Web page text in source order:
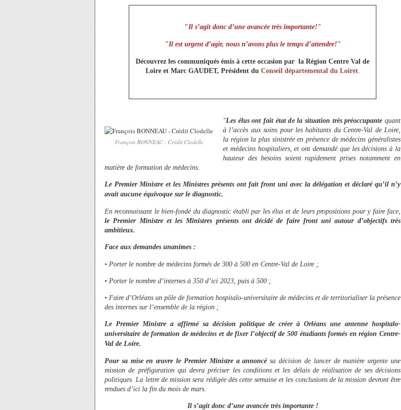
"Il s’agit donc d’une avancée très importante!"
"Il est urgent d’agir, nous n’avons plus le temps d’attendre!"
Découvrez les communiqués émis à cette occasion par la Région Centre Val de
Loire et Marc GAUDET, Président du Conseil départemental du Loiret.
François BONNEAU - Crédit Clodelle
"Les élus ont fait état de la situation très préoccupante quant
à l’accès aux soins pour les habitants du Centre-Val de Loire,
la région la plus sinistrée en présence de médecins généralistes
et médecins hospitaliers, et ont demandé que les décisions à la
hauteur des besoins soient rapidement prises notamment en
matière de formation de médecins.
Le Premier Ministre et les Ministres présents ont fait front uni avec la délégation et déclaré qu’il n’y
avait aucune équivoque sur le diagnostic.
En reconnaissant le bien-fondé du diagnostic établi par les élus et de leurs propositions pour y faire face,
le Premier Ministre et les Ministres présents ont décidé de faire front uni autour d’objectifs très
ambitieux.
Face aux demandes unanimes :
• Porter le nombre de médecins formés de 300 à 500 en Centre-Val de Loire ;
• Porter le nombre d’internes à 350 d’ici 2023, puis à 500 ;
• Faire d’Orléans un pôle de formation hospitalo-universitaire de médecins et de territorialiser la présence
des internes sur l’ensemble de la région ;
Le Premier Ministre a affirmé sa décision politique de créer à Orléans une antenne hospitalo-
universitaire de formation de médecins et de fixer l’objectif de 500 étudiants formés en région Centre-
Val de Loire.
Pour sa mise en œuvre le Premier Ministre a annoncésa décision de lancer de manière urgente une
mission de préfiguration qui devra préciser les conditions et les délais de réalisation de ses décisions
politiques. La lettre de mission sera rédigée dès cette semaine et les conclusions de la mission devront être
rendues d’ici la fin du mois de mars.
Il s’agit donc d’une avancée très importante !